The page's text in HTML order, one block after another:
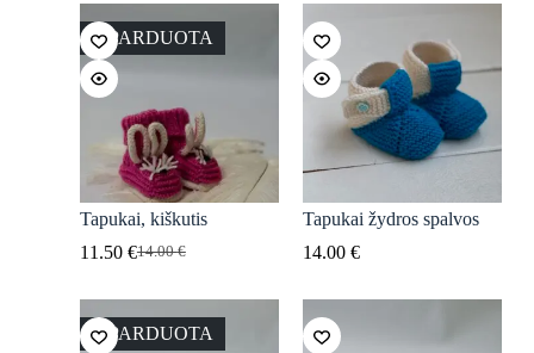
was:
14.00 €.
is:
11.50 €.
IŠPARDUOTA
Tapukai, kiškutis
14.00€
Original
was:
14.00 €.
11.50 €Current
is:
11.50 €.
Tapukai žydros spalvos
14.00 €
IŠPARDUOTA